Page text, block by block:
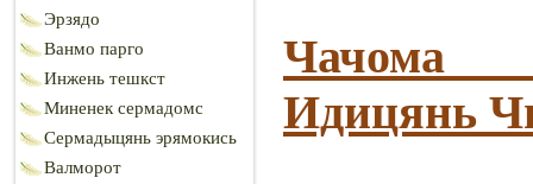
Эрзядо
Ванмо парго
Инжень тешкст
Миненек сермадомс
Сермадыцянь эрямокись
Валморот
Чачома
Идицянь